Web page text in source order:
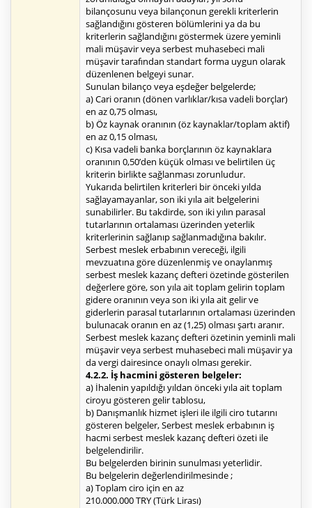
bilançosunu veya bilançonun gerekli kriterlerin
sağlandığını gösteren bölümlerini ya da bu
kriterlerin sağlandığını göstermek üzere yeminli
mali müşavir veya serbest muhasebeci mali
müşavir tarafından standart forma uygun olarak
düzenlenen belgeyi sunar.
Sunulan bilanço veya eşdeğer belgelerde;
a) Cari oranın (dönen varlıklar/kısa vadeli borçlar)
en az 0,75 olması,
b) Öz kaynak oranının (öz kaynaklar/toplam aktif)
en az 0,15 olması,
c) Kısa vadeli banka borçlarının öz kaynaklara
oranının 0,50’den küçük olması ve belirtilen üç
kriterin birlikte sağlanması zorunludur.
Yukarıda belirtilen kriterleri bir önceki yılda
sağlayamayanlar, son iki yıla ait belgelerini
sunabilirler. Bu takdirde, son iki yılın parasal
tutarlarının ortalaması üzerinden yeterlik
kriterlerinin sağlanıp sağlanmadığına bakılır.
Serbest meslek erbabının vereceği, ilgili
mevzuatına göre düzenlenmiş ve onaylanmış
serbest meslek kazanç defteri özetinde gösterilen
değerlere göre, son yıla ait toplam gelirin toplam
gidere oranının veya son iki yıla ait gelir ve
giderlerin parasal tutarlarının ortalaması üzerinden
bulunacak oranın en az (1,25) olması şartı aranır.
Serbest meslek kazanç defteri özetinin yeminli mali
müşavir veya serbest muhasebeci mali müşavir ya
da vergi dairesince onaylı olması gerekir.
4.2.2. İş hacmini gösteren belgeler:
a) İhalenin yapıldığı yıldan önceki yıla ait toplam
ciroyu gösteren gelir tablosu,
b) Danışmanlık hizmet işleri ile ilgili ciro tutarını
gösteren belgeler, Serbest meslek erbabının iş
hacmi serbest meslek kazanç defteri özeti ile
belgelendirilir.
Bu belgelerden birinin sunulması yeterlidir.
Bu belgelerin değerlendirilmesinde ;
a) Toplam ciro için en az
210.000.000 TRY (Türk Lirası)